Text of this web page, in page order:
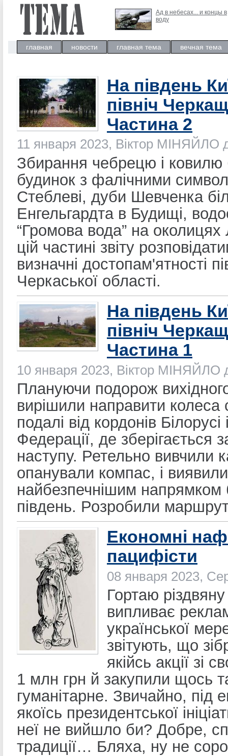
Ад в небесах... и концы в
воду
главная новости главная тема вечная тема
На південь
північ
Частина 2
11 января 2023, Віктор
Збирання чебрецю і ковилю
будинок з фалічними
Стеблеві, дуби Шевченка
Енгельгардта в Будищі,
“Громова вода” на
цій частині звіту
визначні достопам'ятності
Черкаської області.
На південь
північ
Частина 1
10 января 2023, Віктор
Плануючи подорож
вирішили направити колеса
подалі від кордонів Білорусі
Федерації, де зберігається
наступу. Ретельно вивчили
опанували компас, і
найбезпечнішим напрямком
південь. Розробили
Економні
пацифісти
08 января 2023,
Гортаю різдвяну
випливає
української
звітують, що
якійсь акції зі
1 млн грн й закупили щось
гуманітарне. Звичайно, під
якоїсь президентської
неї не вийшло би? Добре,
традиції… Бляха, ну не